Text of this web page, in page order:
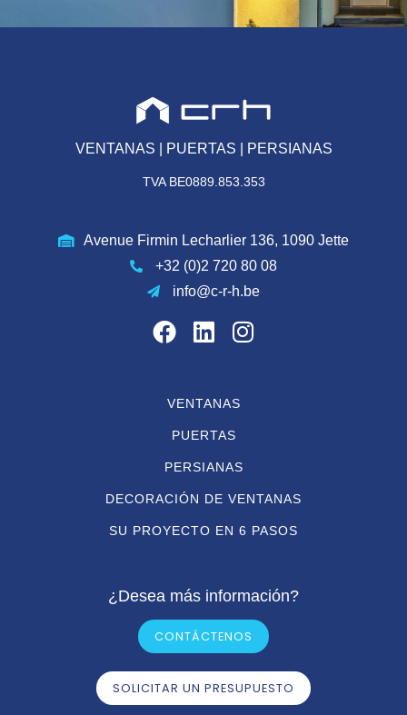
VENTANAS | PUERTAS | PERSIANAS
TVA BE0889.853.353
Avenue Firmin Lecharlier 136, 1090 Jette
+32 (0)2 720 80 08
info@c-r-h.be
VENTANAS
PUERTAS
PERSIANAS
DECORACIÓN DE VENTANAS
SU PROYECTO EN 6 PASOS
¿Desea más información?
CONTÁCTENOS
SOLICITAR UN PRESUPUESTO